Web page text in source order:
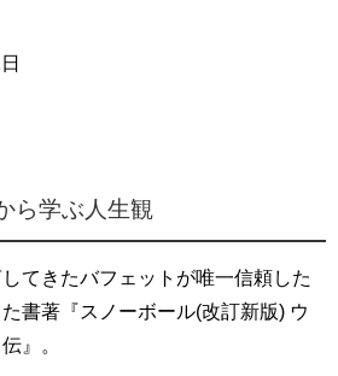
ら学ぶ人生観
てきたバフェットが唯一信頼した
書著『スノーボール(改訂新版) ウ
』。